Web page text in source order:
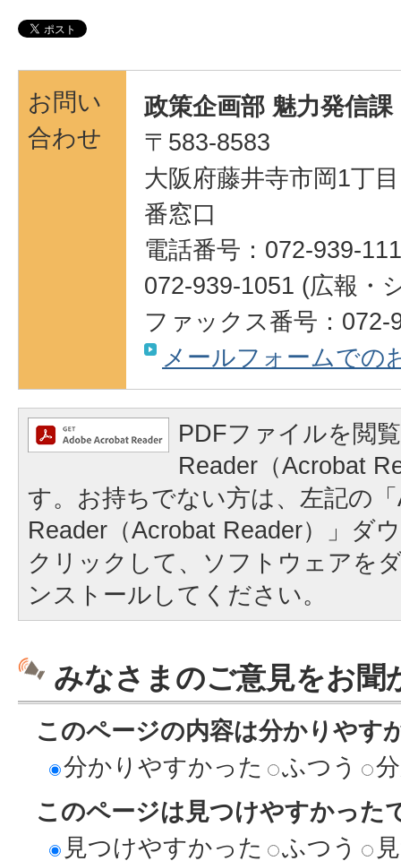
お問い
合わせ
政策企画部 魅力発信課
〒583-8583
大阪府藤井寺市岡1丁
番窓口
電話番号：072-939-
072-939-1051 (広報・
ファックス番号：072-
メールフォームでの
PDFファイルを閲
Reader（Acrobat
す。お持ちでない方は、左記の
Reader（Acrobat Reader）」ダ
クリックして、ソフトウェアを
ンストールしてください。
みなさまのご意見をお聞
このページの内容は分かりやす
分かりやすかった
ふつう
このページは見つけやすかった
見つけやすかった
ふつう